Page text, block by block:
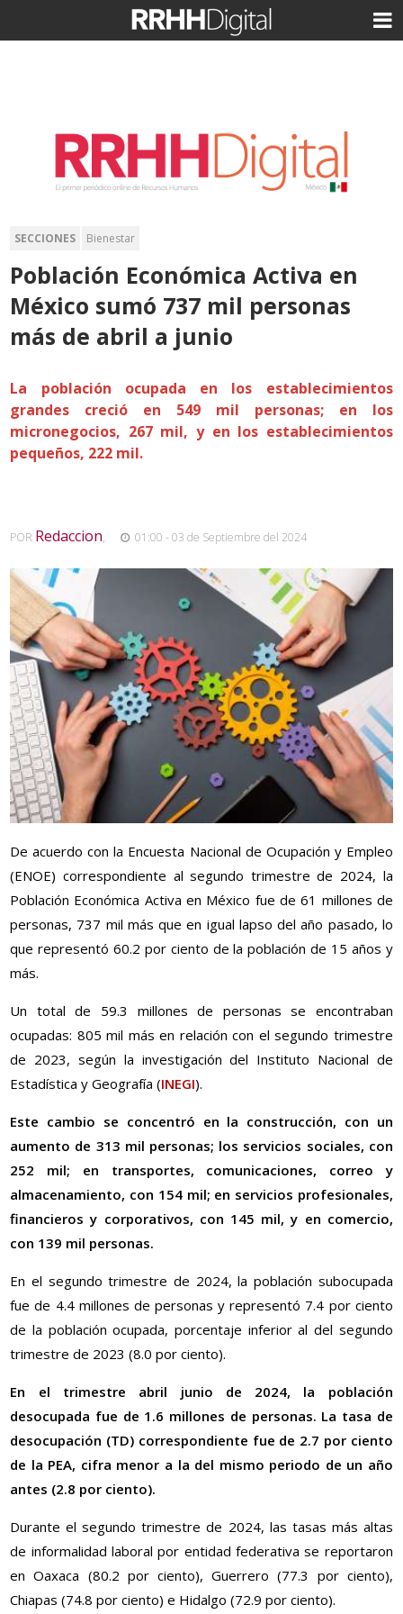
SECCIONES Bienestar
Población Económica Activa en
México sumó 737 mil personas
más de abril a junio
La población ocupada en los establecimientos
grandes creció en 549 mil personas; en los
micronegocios, 267 mil, y en los establecimientos
pequeños, 222 mil.
POR Redaccion, 01:00 - 03 de Septiembre del 2024
De acuerdo con la Encuesta Nacional de Ocupación y Empleo
(ENOE) correspondiente al segundo trimestre de 2024, la
Población Económica Activa en México fue de 61 millones de
personas, 737 mil más que en igual lapso del año pasado, lo
que representó 60.2 por ciento de la población de 15 años y
más.
Un total de 59.3 millones de personas se encontraban
ocupadas: 805 mil más en relación con el segundo trimestre
de 2023, según la investigación del Instituto Nacional de
Estadística y Geografía (INEGI).
Este cambio se concentró en la construcción, con un
aumento de 313 mil personas; los servicios sociales, con
252 mil; en transportes, comunicaciones, correo y
almacenamiento, con 154 mil; en servicios profesionales,
financieros y corporativos, con 145 mil, y en comercio,
con 139 mil personas.
En el segundo trimestre de 2024, la población subocupada
fue de 4.4 millones de personas y representó 7.4 por ciento
de la población ocupada, porcentaje inferior al del segundo
trimestre de 2023 (8.0 por ciento).
En el trimestre abril junio de 2024, la población
desocupada fue de 1.6 millones de personas. La tasa de
desocupación (TD) correspondiente fue de 2.7 por ciento
de la PEA, cifra menor a la del mismo periodo de un año
antes (2.8 por ciento).
Durante el segundo trimestre de 2024, las tasas más altas
de informalidad laboral por entidad federativa se reportaron
en Oaxaca (80.2 por ciento), Guerrero (77.3 por ciento),
Chiapas (74.8 por ciento) e Hidalgo (72.9 por ciento).